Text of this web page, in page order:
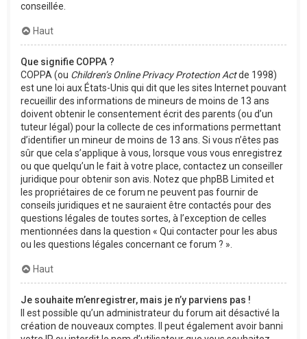
conseillée.
Haut
Que signifie COPPA ?
COPPA (ou Children’s Online Privacy Protection Actde 1998)
est une loi aux États-Unis qui dit que les sites Internet pouvant
recueillir des informations de mineurs de moins de 13 ans
doivent obtenir le consentement écrit des parents (ou d’un
tuteur légal) pour la collecte de ces informations permettant
d’identifier un mineur de moins de 13 ans. Si vous n’êtes pas
sûr que cela s’applique à vous, lorsque vous vous enregistrez
ou que quelqu’un le fait à votre place, contactez un conseiller
juridique pour obtenir son avis. Notez que phpBB Limited et
les propriétaires de ce forum ne peuvent pas fournir de
conseils juridiques et ne sauraient être contactés pour des
questions légales de toutes sortes, à l’exception de celles
mentionnées dans la question « Qui contacter pour les abus
ou les questions légales concernant ce forum ? ».
Haut
Je souhaite m’enregistrer, mais je n’y parviens pas !
Il est possible qu’un administrateur du forum ait désactivé la
création de nouveaux comptes. Il peut également avoir banni